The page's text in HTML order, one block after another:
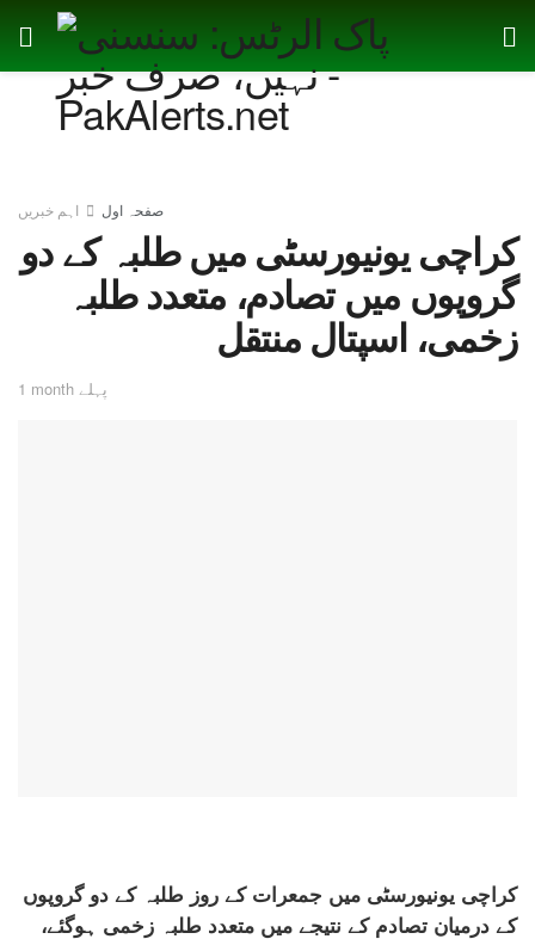
صفحہ اول اہم خبریں
کراچی یونیورسٹی میں طلبہ کے دو
گروپوں میں تصادم، متعدد طلبہ
زخمی، اسپتال منتقل
1 month پہلے
کراچی یونیورسٹی میں جمعرات کے روز طلبہ کے دو گروپوں
کے درمیان تصادم کے نتیجے میں متعدد طلبہ زخمی ہوگئے،